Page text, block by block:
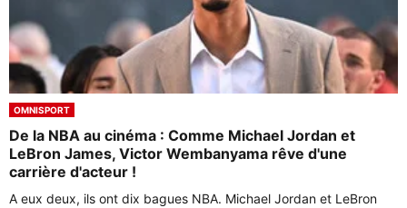
OMNISPORT
De la NBA au cinéma : Comme Michael Jordan et
LeBron James, Victor Wembanyama rêve d'une
carrière d'acteur !
A eux deux, ils ont dix bagues NBA. Michael Jordan et LeBron